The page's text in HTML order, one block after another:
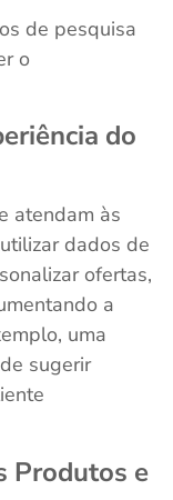
de pesquisa
o
do
atendam às
dados de
ofertas,
a
uma
sugerir
Produtos e